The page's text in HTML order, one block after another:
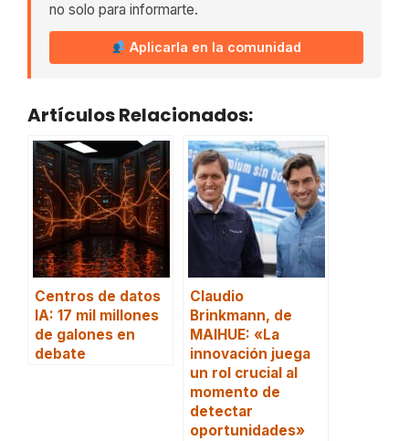
no solo para informarte.
Aplicarla en la comunidad
Artículos Relacionados:
Centros de datos
IA: 17 mil millones
de galones en
debate
Claudio
Brinkmann, de
MAIHUE: «La
innovación juega
un rol crucial al
momento de
detectar
oportunidades»